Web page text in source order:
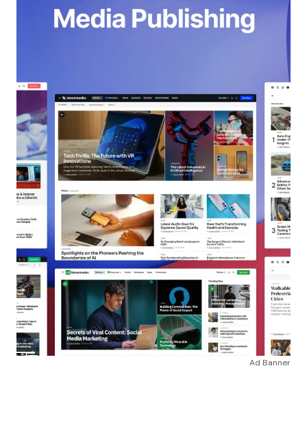
Ad Banner